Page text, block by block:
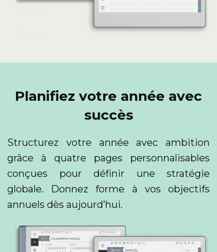
Planifiez votre année avec
succès
Structurez votre année avec ambition
grâce à quatre pages personnalisables
conçues pour définir une stratégie
globale. Donnez forme à vos objectifs
annuels dès aujourd’hui.